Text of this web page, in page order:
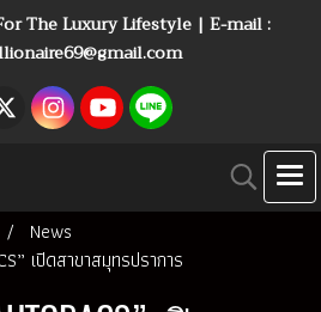
The Luxury Lifestyle | E-mail :
News
เปิดสาขาสมุทรปราการ